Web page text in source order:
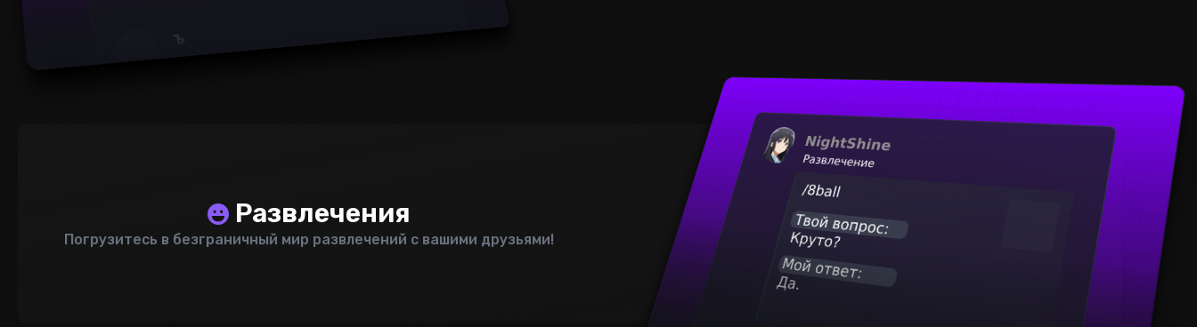
Развлечения
Погрузитесь в безграничный мир развлечений с вашими друзьями!